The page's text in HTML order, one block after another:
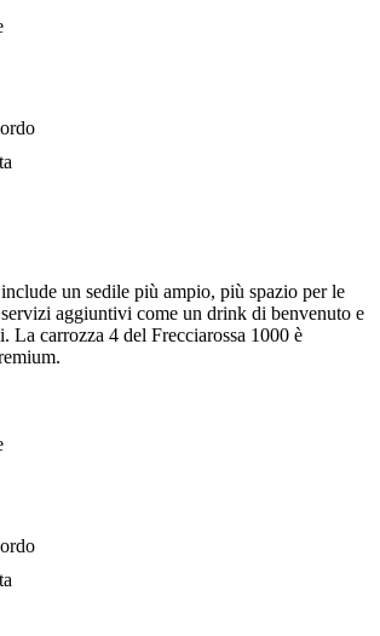
un sedile più ampio, più spazio per le
servizi aggiuntivi come un drink di benvenuto e
La carrozza 4 del Frecciarossa 1000 è